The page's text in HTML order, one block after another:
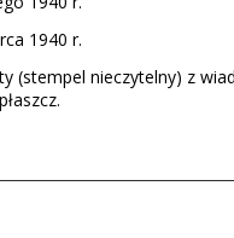
1940 r.
(stempel nieczytelny) z